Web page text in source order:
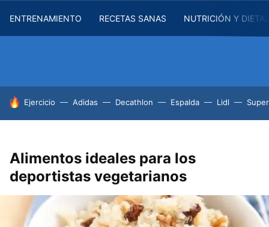
ENTRENAMIENTO RECETAS SANAS NUTRICIÓN Y
HOY SE HABLA DE
Ejercicio Adidas Decathlon Espalda Lidl
Alimentos ideales para los
deportistas vegetarianos